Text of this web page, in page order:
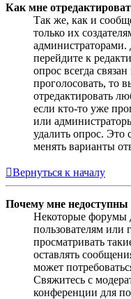
Как мне
Так же, как и
только их
администраторами.
перейдите к
опрос всегда
проголосовать, то
отредактировать
если кто-то уже
или
удалить опрос. Это
менять варианты
Вернуться к началу
Почему мне
Некоторые форумы
пользователям или
просматривать
оставлять
может
Свяжитесь с
конференции для